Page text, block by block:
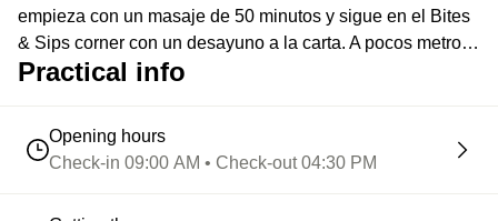
empieza con un masaje de 50 minutos y sigue en el Bites
& Sips corner con un desayuno a la carta. A pocos metros,
la Barceloneta hace lo suyo: runners por la mañana,
Practical info
Opening hours
Check-in 09:00 AM • Check-out 04:30 PM